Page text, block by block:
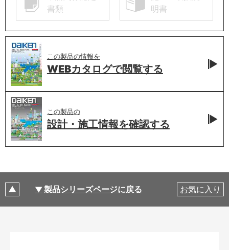
書類
明書
この製品の情報を
WEBカタログで閲覧する
この製品の
設計・施工情報を確認する
製品シリーズページに戻る お気に入り